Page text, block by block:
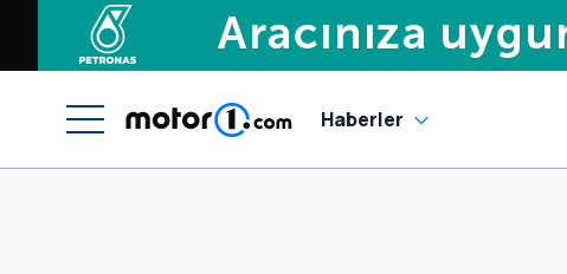
Haberler